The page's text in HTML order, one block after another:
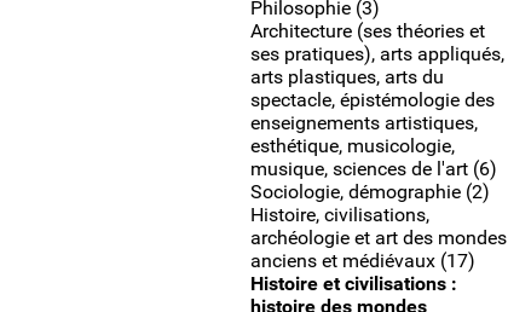
Philosophie (3)
Architecture (ses théories et
ses pratiques), arts appliqués,
arts plastiques, arts du
spectacle, épistémologie des
enseignements artistiques,
esthétique, musicologie,
musique, sciences de l'art (6)
Sociologie, démographie (2)
Histoire, civilisations,
archéologie et art des mondes
anciens et médiévaux (17)
Histoire et civilisations :
histoire des mondes